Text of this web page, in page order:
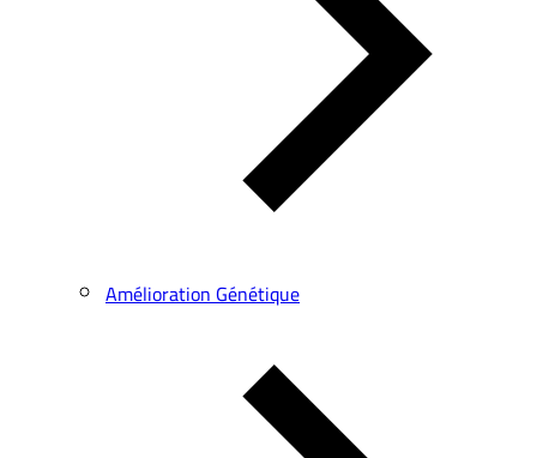
Amélioration Génétique